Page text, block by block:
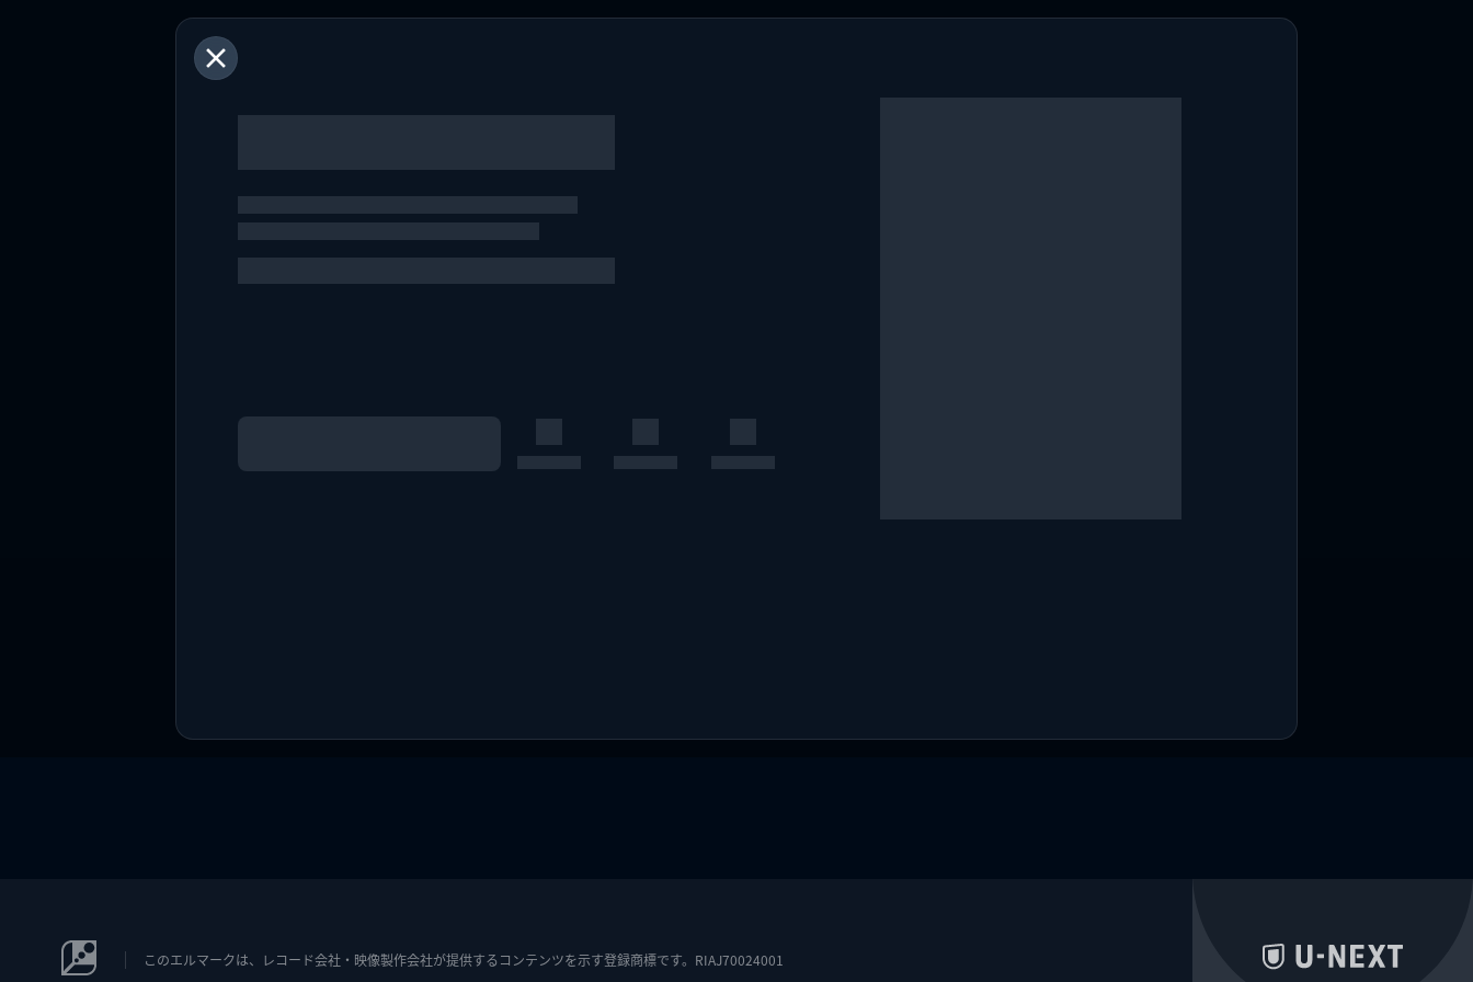
このエルマークは、レコード会社・映像製作会社が提供するコンテンツを示す登録商標です。RIAJ70024001